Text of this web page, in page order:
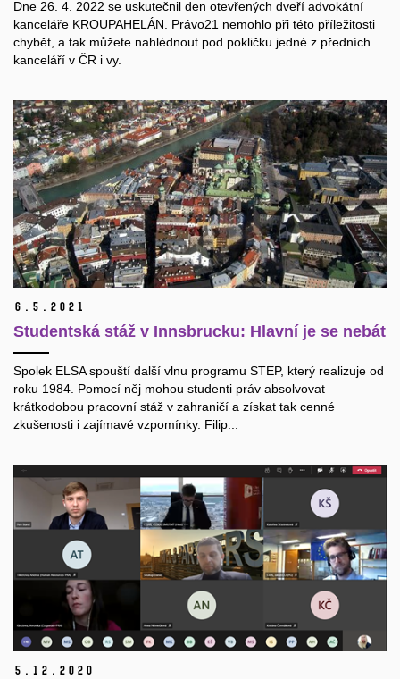
Dne 26. 4. 2022 se uskutečnil den otevřených dveří advokátní
kanceláře KROUPAHELÁN. Právo21 nemohlo při této příležitosti
chybět, a tak můžete nahlédnout pod pokličku jedné z předních
kanceláří v ČR i vy.
6. 5. 2021
Studentská stáž v Innsbrucku: Hlavní je se nebát
Spolek ELSA spouští další vlnu programu STEP, který realizuje od
roku 1984. Pomocí něj mohou studenti práv absolvovat
krátkodobou pracovní stáž v zahraničí a získat tak cenné
zkušenosti i zajímavé vzpomínky. Filip...
5. 12. 2020